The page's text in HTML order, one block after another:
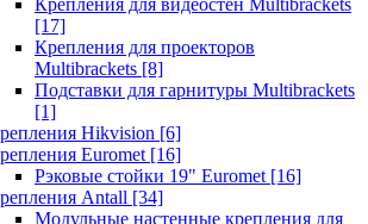
Крепления для видеостен Multibrackets
[17]
Крепления для проекторов
Multibrackets [8]
Подставки для гарнитуры Multibrackets
[1]
Hikvision [6]
Euromet [16]
Рэковые стойки 19" Euromet [16]
Antall [34]
Модульные настенные крепления для